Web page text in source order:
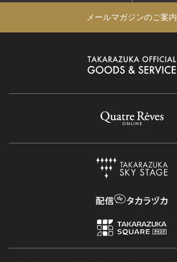
メールマガジンのご案内